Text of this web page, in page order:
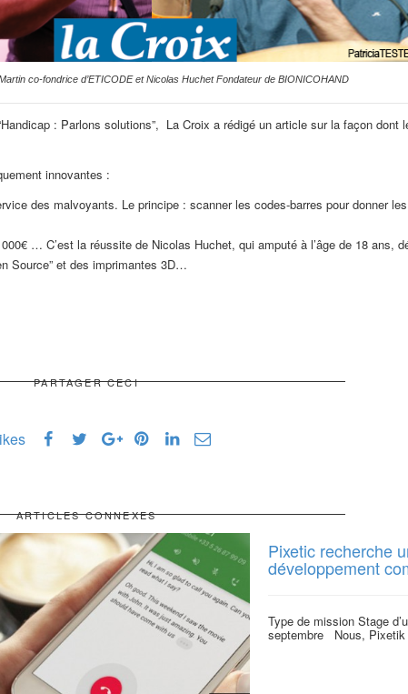
co-fondrice d’ETICODE et Nicolas Huchet Fondateur de BIONICOHAND
: Parlons solutions”, La Croix a rédigé un article sur la façon dont
innovantes :
des malvoyants. Le principe : scannerles codes-barres pour donner
… C’est la réussite de Nicolas Huchet, qui amputé à l’âge de 18 ans,
Source” et des imprimantes 3D…
PARTAGER CECI
ARTICLES CONNEXES
Pixetic recherche
développement
Type de mission Stage
septembre Nous, Pixetik